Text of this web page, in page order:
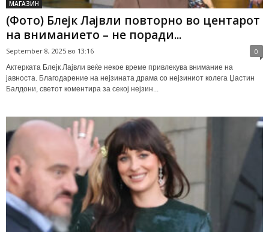
МАГАЗИН
(Фото) Блејк Лајвли повторно во центарот
на вниманието – не поради...
September 8, 2025 во 13:16 0
Актерката Блејк Лајвли веќе некое време привлекува внимание на
јавноста. Благодарение на нејзината драма со нејзиниот колега Џастин
Балдони, светот коментира за секој нејзин...